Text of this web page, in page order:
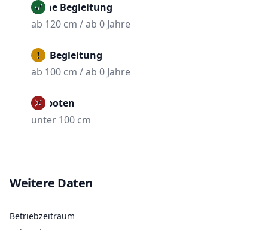
Ohne Begleitung
ab 120 cm / ab 0 Jahre
Mit Begleitung
ab 100 cm / ab 0 Jahre
Verboten
unter 100 cm
Weitere Daten
Betriebzeitraum